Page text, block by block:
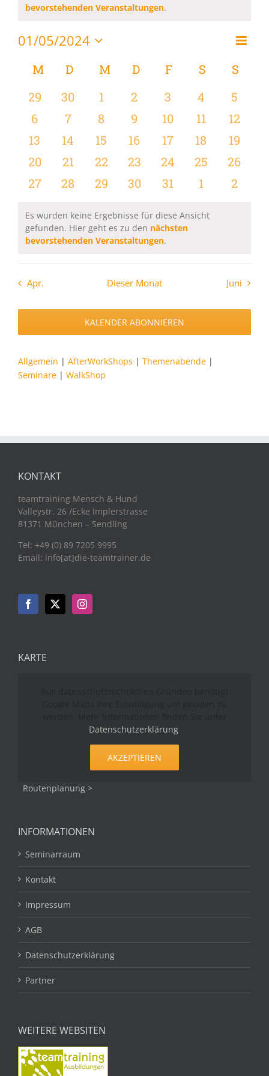
bevorstehenden Veranstaltungen.
Monat
01/05/2024
wählen.
Kalender
von
Veranstaltungen
MMONTAG
D DIENSTAG
MMITTWOCH
D DONNERSTAG
F FREITAG
S SAMSTAG
S
0
Veranstaltungen
29
0
Veranstaltungen
30
0
Veranstaltungen
1
0
Veranstaltungen
2
0
Veranstaltungen
3
0
4
0
5
0
Veranstaltungen
6
0
Veranstaltungen
7
0
Veranstaltungen
8
0
Veranstaltungen
9
0
Veranstaltungen
10
0
11
0
12
0
Veranstaltungen
13
0
Veranstaltungen
14
0
Veranstaltungen
15
0
Veranstaltungen
16
0
Veranstaltungen
17
0
18
0
19
0
Veranstaltungen
20
0
Veranstaltungen
21
0
Veranstaltungen
22
0
Veranstaltungen
23
0
Veranstaltungen
24
0
25
0
26
0
27
0
28
0
29
0
30
0
31
0
1
0
2
Hinweis
Es wurden keine Ergebnisse für diese Ansicht
gefunden. Hier geht es zu den nächsten
bevorstehenden Veranstaltungen.
Apr. Dieser Monat Juni
KALENDER ABONNIEREN
Allgemein | AfterWorkShops | Themenabende |
Seminare | WalkShop
KONTAKT
teamtraining Mensch & Hund
Valleystr. 26 /Ecke Implerstrasse
81371 München – Sendling
Tel: +49 (0) 89 7205 9995
Email: info[at]die-teamtrainer.de
KARTE
Datenschutzerklärung.
AKZEPTIEREN
Routenplanung >
INFORMATIONEN
Seminarraum
Kontakt
Impressum
AGB
Datenschutzerklärung
Partner
WEITERE WEBSITEN